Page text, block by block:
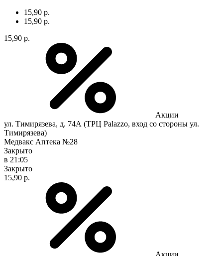
15,90 р.
15,90 р.
15,90 р.
Акции
ул. Тимирязева, д. 74А (ТРЦ Palazzo, вход со стороны ул.
Тимирязева)
Медвакс Аптека №28
Закрыто
в 21:05
Закрыто
15,90 р.
Акции